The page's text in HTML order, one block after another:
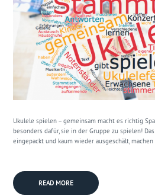
Ukulele spielen – gemeinsam macht es richtig
besonders dafür, sie in der Gruppe zu spielen!
eingepackt und kaum wieder ausgeschält,
READ MORE